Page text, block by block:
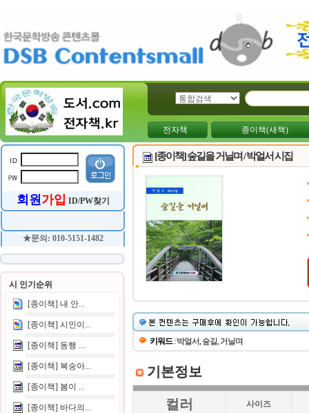
전자책 종이책(새책)
회원가입 ID/PW찾기
★문의: 010-5151-1482
시 인기순위
[종이책] 내 안...
[종이책] 시인이...
[종이책] 동행 ...
[종이책] 복숭아...
[종이책] 봄이 ...
[종이책] 바다의...
[종이책] 숲길을 거닐며 / 박얼서 시집
키워드: 박얼서, 숲길, 거닐며
기본정보
컬러 사이즈